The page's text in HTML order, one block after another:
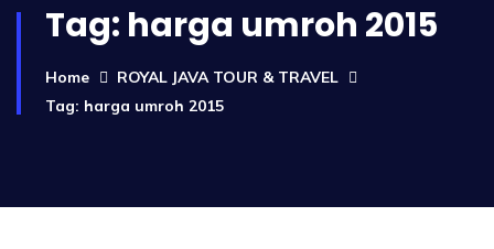
Tag: harga umroh 2015
Home
ROYAL JAVA TOUR & TRAVEL
Tag: harga umroh 2015